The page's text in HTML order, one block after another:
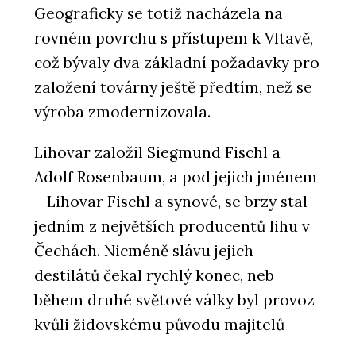
Geograficky se totiž nacházela na
rovném povrchu s přístupem k Vltavě,
což bývaly dva základní požadavky pro
založení továrny ještě předtím, než se
výroba zmodernizovala.
Lihovar založil Siegmund Fischl a
Adolf Rosenbaum, a pod jejich jménem
– Lihovar Fischl a synové, se brzy stal
jedním z největších producentů lihu v
Čechách. Nicméně slávu jejich
destilátů čekal rychlý konec, neb
během druhé světové války byl provoz
kvůli židovskému původu majitelů